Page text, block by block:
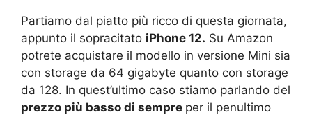
Partiamo dal piatto più ricco di questa giornata,
appunto il sopracitato iPhone 12. Su Amazon
potrete acquistare il modello in versione Mini sia
con storage da 64 gigabyte quanto con storage
da 128. In quest’ultimo caso stiamo parlando del
prezzo più basso di sempre per il penultimo